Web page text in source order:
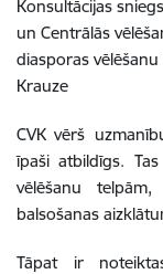
Konsultācijas
un Centrālās
diasporas
Krauze
CVK vērš
īpaši atbildīgs.
vēlēšanu
balsošanas
Tāpat ir